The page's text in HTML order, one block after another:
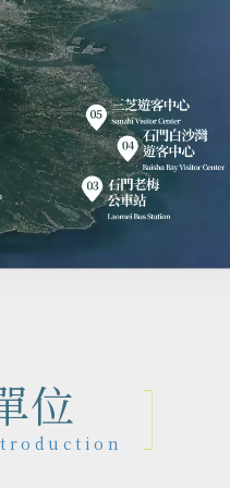
位